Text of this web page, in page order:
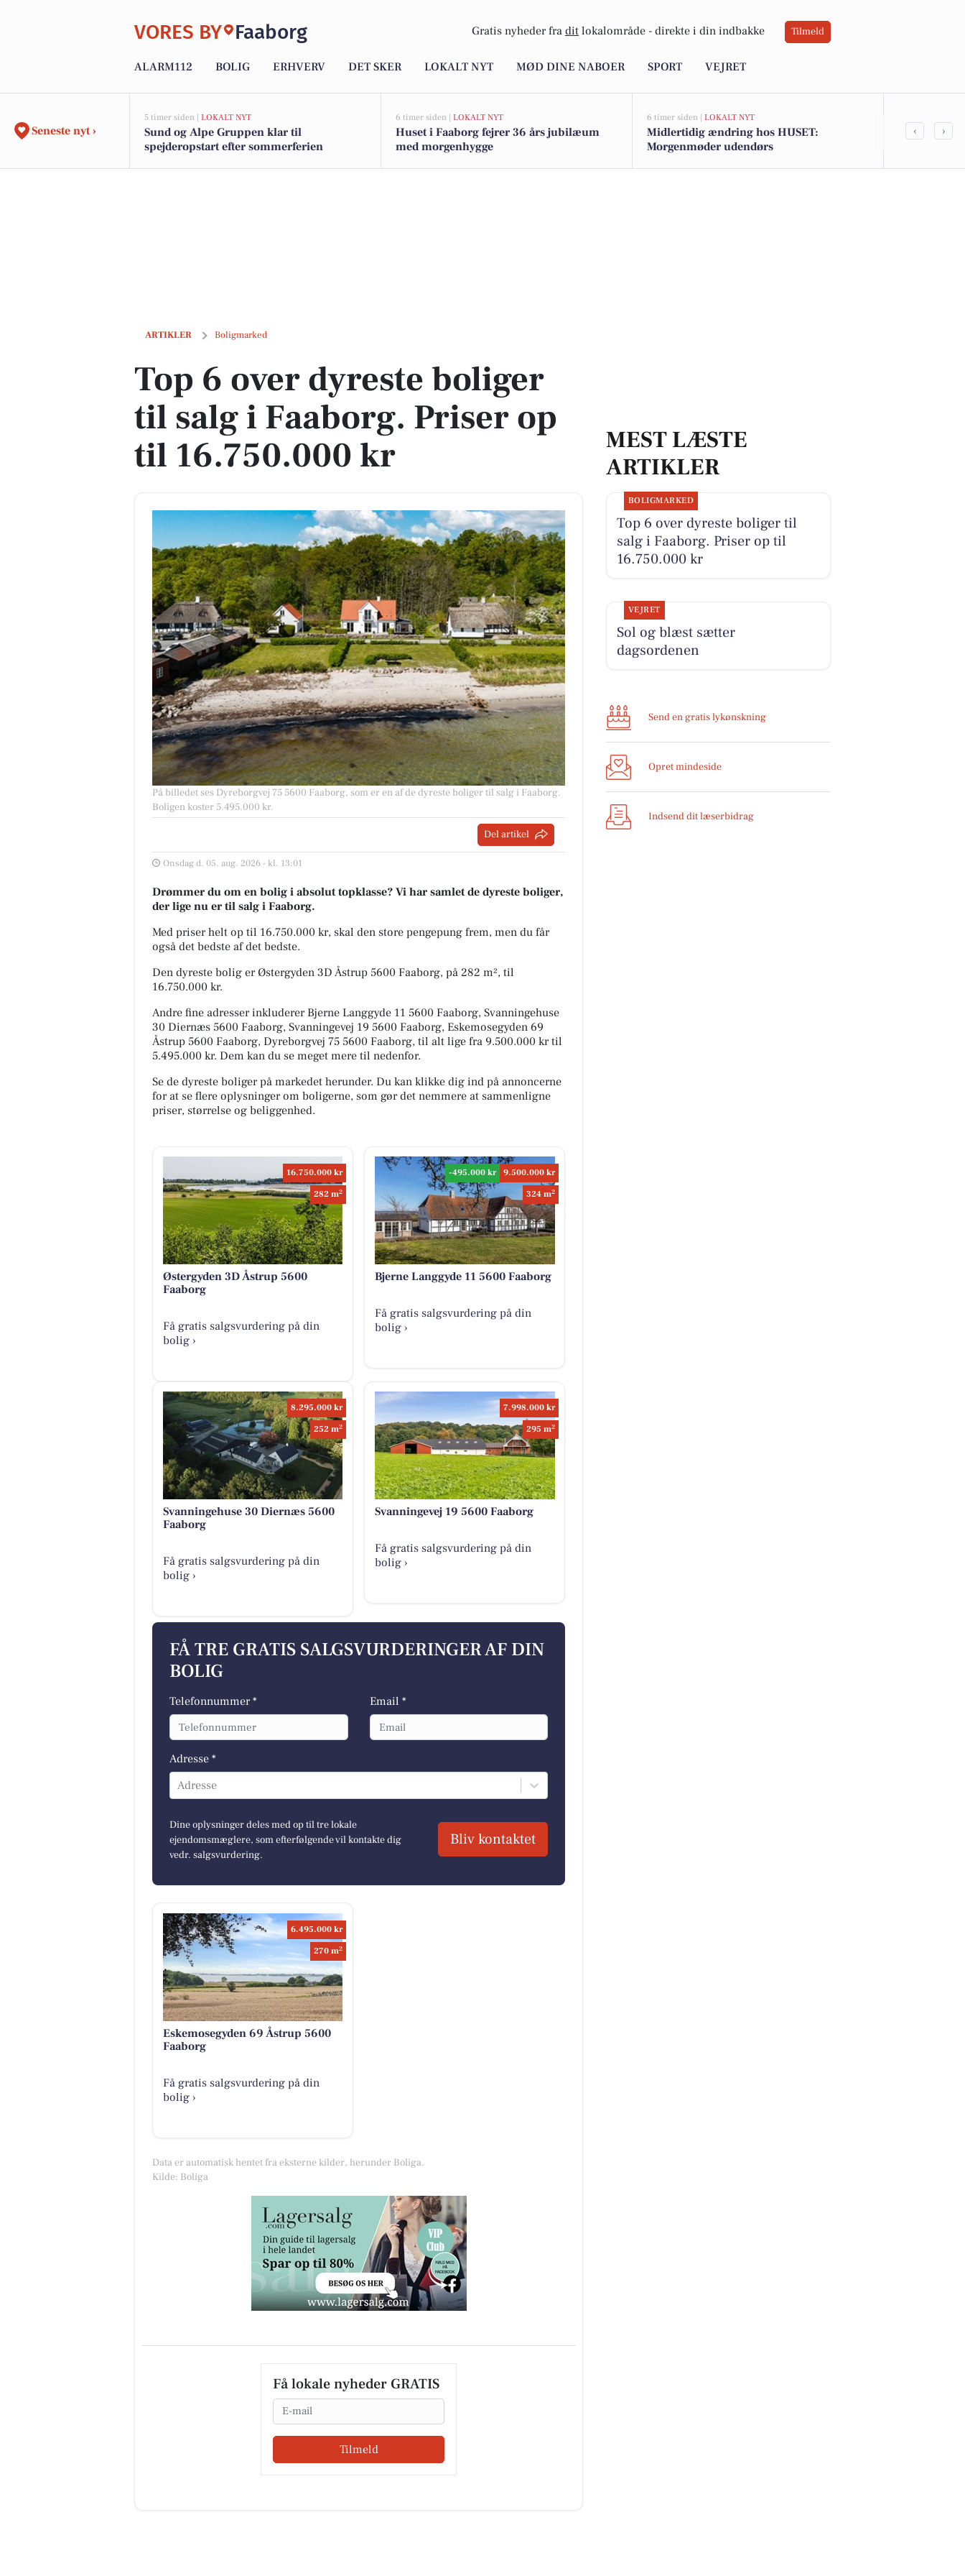
VORES BY Faaborg Gratis nyheder fra dit lokalområde - direkte i din indbakke Tilmeld
ALARM112 BOLIG ERHVERV DET SKER LOKALT NYT MØD DINE NABOER SPORT VEJRET
Seneste nyt ›
5 timer siden | LOKALT NYT
Sund og Alpe Gruppen klar til
spejderopstart efter sommerferien
6 timer siden | LOKALT NYT
Huset i Faaborg fejrer 36 års jubilæum
med morgenhygge
6 timer siden | LOKALT NYT
Midlertidig ændring hos HUSET:
Morgenmøder udendørs
Faaborg
‹ ›
ARTIKLER Boligmarked
Top 6 over dyreste boliger til salg i Faaborg. Priser op til 16.750.000 kr
Top 6 over dyreste boliger
til salg i Faaborg. Priser op
til 16.750.000 kr
På billedet ses Dyreborgvej 75 5600 Faaborg, som er en af de dyreste boliger til salg i Faaborg.
Boligen koster 5.495.000 kr.
Del artikel
Onsdag d. 05. aug. 2026 - kl. 13:01
Drømmer du om en bolig i absolut topklasse? Vi har samlet de dyreste boliger,
der lige nu er til salg i Faaborg.
Med priser helt op til 16.750.000 kr, skal den store pengepung frem, men du får
også det bedste af det bedste.
Den dyreste bolig er Østergyden 3D Åstrup 5600 Faaborg, på 282 m², til
16.750.000 kr.
Andre fine adresser inkluderer Bjerne Langgyde 11 5600 Faaborg, Svanningehuse
30 Diernæs 5600 Faaborg, Svanningevej 19 5600 Faaborg, Eskemosegyden 69
Åstrup 5600 Faaborg, Dyreborgvej 75 5600 Faaborg, til alt lige fra 9.500.000 kr til
5.495.000 kr. Dem kan du se meget mere til nedenfor.
Se de dyreste boliger på markedet herunder. Du kan klikke dig ind på annoncerne
for at se flere oplysninger om boligerne, som gør det nemmere at sammenligne
priser, størrelse og beliggenhed.
16.750.000 kr
282 m2
Østergyden 3D Åstrup 5600
Faaborg
Få gratis salgsvurdering på din
bolig ›
-495.000 kr
9.500.000 kr
324 m2
Bjerne Langgyde 11 5600 Faaborg
Få gratis salgsvurdering på din
bolig ›
8.295.000 kr
252 m2
Svanningehuse 30 Diernæs 5600
Faaborg
Få gratis salgsvurdering på din
bolig ›
7.998.000 kr
295 m2
Svanningevej 19 5600 Faaborg
Få gratis salgsvurdering på din
bolig ›
FÅ TRE GRATIS SALGSVURDERINGER AF DIN
BOLIG
Telefonnummer * Email *
Adresse *
Adresse
Dine oplysninger deles med op til tre lokale
ejendomsmæglere, som efterfølgende vil kontakte dig
vedr. salgsvurdering.
Bliv kontaktet
6.495.000 kr
270 m2
Eskemosegyden 69 Åstrup 5600
Faaborg
Få gratis salgsvurdering på din
bolig ›
Data er automatisk hentet fra eksterne kilder, herunder Boliga.
Kilde: Boliga
Få lokale nyheder GRATIS
Email
Tilmeld
MEST LÆSTE
ARTIKLER
BOLIGMARKED
Top 6 over dyreste boliger til
salg i Faaborg. Priser op til
16.750.000 kr
VEJRET
Sol og blæst sætter
dagsordenen
Send en gratis lykønskning
Opret mindeside
Indsend dit læserbidrag